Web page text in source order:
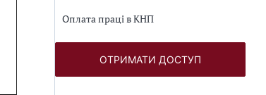
Оплата праці в КНП
ОТРИМАТИ ДОСТУП